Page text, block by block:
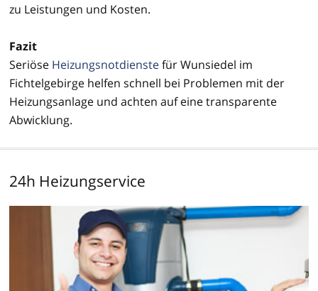
zu Leistungen und Kosten.
Fazit
Seriöse Heizungsnotdienstefür Wunsiedel im
Fichtelgebirge helfen schnell bei Problemen mit der
Heizungsanlage und achten auf eine transparente
Abwicklung.
24h Heizungservice